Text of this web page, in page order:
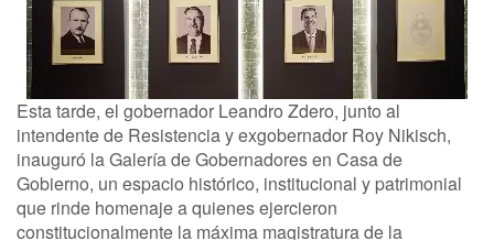
Esta tarde, el gobernador Leandro Zdero, junto al
intendente de Resistencia y exgobernador Roy Nikisch,
inauguró la Galería de Gobernadores en Casa de
Gobierno, un espacio histórico, institucional y patrimonial
que rinde homenaje a quienes ejercieron
constitucionalmente la máxima magistratura de la